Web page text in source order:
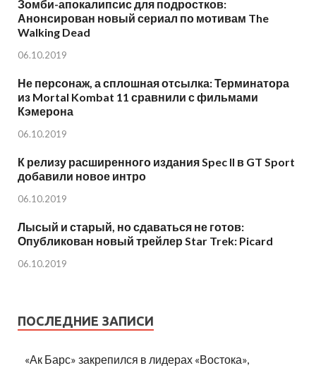
Зомби-апокалипсис для подростков:
Анонсирован новый сериал по мотивам The
Walking Dead
06.10.2019
Не персонаж, а сплошная отсылка: Терминатора
из Mortal Kombat 11 сравнили с фильмами
Кэмерона
06.10.2019
К релизу расширенного издания Spec II в GT Sport
добавили новое интро
06.10.2019
Лысый и старый, но сдаваться не готов:
Опубликован новый трейлер Star Trek: Picard
06.10.2019
ПОСЛЕДНИЕ ЗАПИСИ
«Ак Барс» закрепился в лидерах «Востока»,